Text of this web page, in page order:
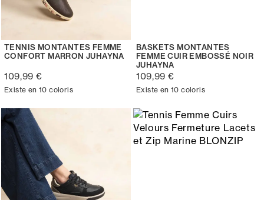
TENNIS MONTANTES FEMME
CONFORT MARRON JUHAYNA
109,99 €
Existe en 10 coloris
BASKETS MONTANTES
FEMME CUIR EMBOSSÉ NOIR
JUHAYNA
109,99 €
Existe en 10 coloris